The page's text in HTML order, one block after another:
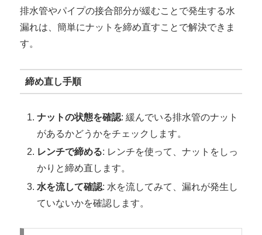
排水管やパイプの接合部分が緩むことで発生する水
漏れは、簡単にナットを締め直すことで解決できま
す。
締め直し手順
ナットの状態を確認: 緩んでいる排水管のナット
があるかどうかをチェックします。
レンチで締める: レンチを使って、ナットをしっ
かりと締め直します。
水を流して確認: 水を流してみて、漏れが発生し
ていないかを確認します。